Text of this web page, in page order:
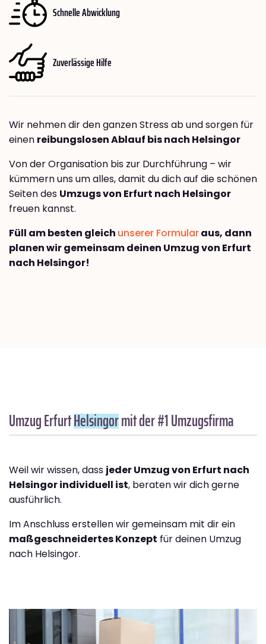
Schnelle Abwicklung
Zuverlässige Hilfe
Wir nehmen dir den ganzen Stress ab und sorgen für
einen reibungslosen Ablauf bis nach Helsingor
Von der Organisation bis zur Durchführung – wir
kümmern uns um alles, damit du dich auf die schönen
Seiten des Umzugs von Erfurt nach Helsingor
freuen kannst.
Füll am besten gleich unserer Formularaus, dann
planen wir gemeinsam deinen Umzug von Erfurt
nach Helsingor!
Umzug ErfurtHelsingormit der #1 Umzugsfirma
Weil wir wissen, dass jeder Umzug von Erfurt nach
Helsingor individuell ist, beraten wir dich gerne
ausführlich.
Im Anschluss erstellen wir gemeinsam mit dir ein
maßgeschneidertes Konzept für deinen Umzug
nach Helsingor.